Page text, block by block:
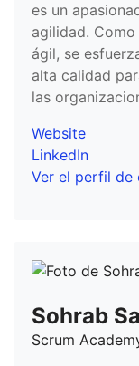
es un
agilidad.
ágil, se
alta calidad
las
Website
LinkedIn
Ver el perfil de
Sohrab
Scrum